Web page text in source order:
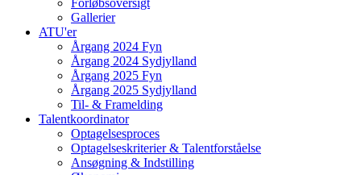
Gallerier
ATU'er
Årgang 2024 Fyn
Årgang 2024 Sydjylland
Årgang 2025 Fyn
Årgang 2025 Sydjylland
Til- & Framelding
Talentkoordinator
Optagelsesproces
Optagelseskriterier & Talentforståelse
Ansøgning & Indstilling